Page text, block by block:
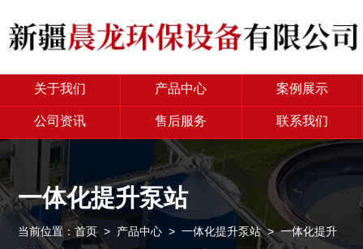
关于我们 产品中心 案例展示
公司资讯 售后服务 联系我们
一体化提升泵站
当前位置：首页> 产品中心 >一体化提升泵站> 一体化提升